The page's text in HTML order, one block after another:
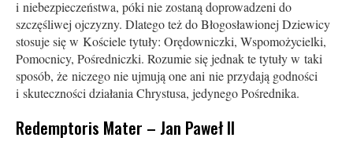
i niebezpieczeństwa, póki nie zostaną doprowadzeni do
szczęśliwej ojczyzny. Dlatego też do Błogosławionej Dziewicy
stosuje się w Kościele tytuły: Orędowniczki, Wspomożycielki,
Pomocnicy, Pośredniczki. Rozumie się jednak te tytuły w taki
sposób, że niczego nie ujmują one ani nie przydają godności
i skuteczności działania Chrystusa, jedynego Pośrednika.
Redemptoris Mater – Jan Paweł II